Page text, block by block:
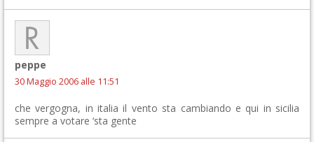
peppe
30 Maggio 2006 alle 11:51
che vergogna, in italia il vento sta cambiando e qui in sicilia
sempre a votare ‘sta gente